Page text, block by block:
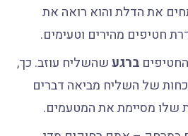
את הדלת והוא רואה את
חטיפים מהירים וטעימים.
ברגעשהשליח עוזב. כך,
של השליח מביאה דברים
שלו מסיימת את המטעמים.